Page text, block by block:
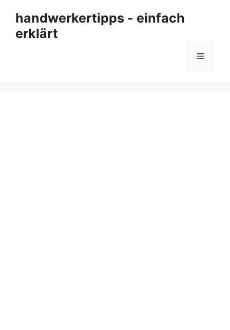
Inhalt
springen
handwerkertipps - einfach
erklärt
Menü